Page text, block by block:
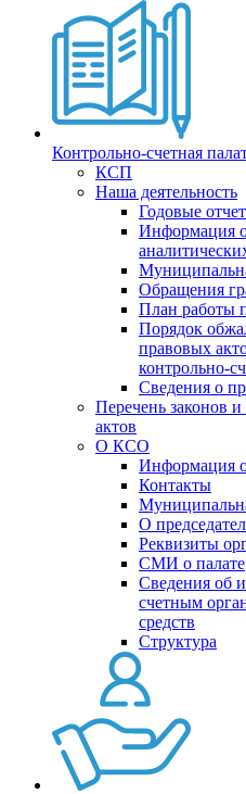
Контрольно-счетная
КСП
Наша деятельность
Годовые
Информация
Обращения
План работы
Порядок
правовых
контрольно-
Сведения о
Перечень законов
актов
О КСО
Информация
Контакты
О
Реквизиты
СМИ о палате
Сведения об
счетным
средств
Структура